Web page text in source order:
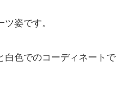
姿です。
白色でのコーディネートで